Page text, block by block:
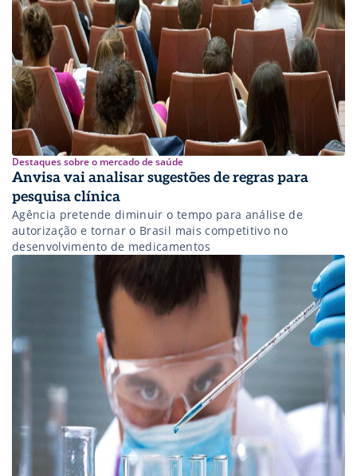
Destaques sobre o mercado de saúde
Anvisa vai analisar sugestões de regras para
pesquisa clínica
Agência pretende diminuir o tempo para análise de
autorização e tornar o Brasil mais competitivo no
desenvolvimento de medicamentos